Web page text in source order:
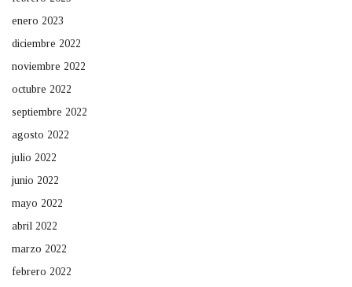
enero 2023
diciembre 2022
noviembre 2022
octubre 2022
septiembre 2022
agosto 2022
julio 2022
junio 2022
mayo 2022
abril 2022
marzo 2022
febrero 2022